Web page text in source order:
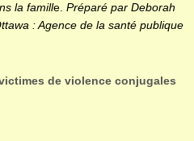
la famille. Préparé par Deborah
: Agence de la santé publique
de violence conjugales